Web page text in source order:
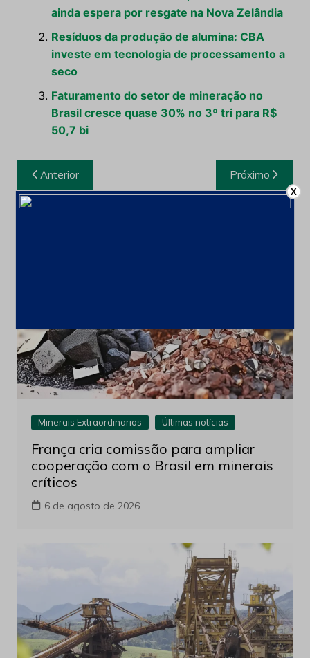
ainda espera por resgate na Nova Zelândia
Resíduos da produção de alumina: CBA
investe em tecnologia de processamento a
seco
Faturamento do setor de mineração no
Brasil cresce quase 30% no 3º tri para R$
50,7 bi
Navegação
de
Post
Anterior Próximo
Minerais Extraordinarios Últimas notícias
França cria comissão para ampliar
cooperação com o Brasil em minerais
críticos
6 de agosto de 2026
X